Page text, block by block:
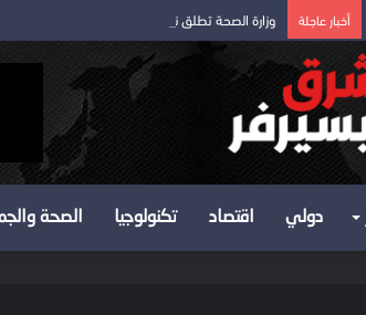
أخبار عاجلة وزارة الصحة تطلق نظام إلكتروني للأدوية الخاضعة
دولي اقتصاد تكنولوجيا الصحة